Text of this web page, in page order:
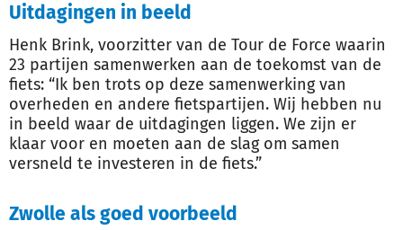
Uitdagingen in beeld
Henk Brink, voorzitter van de Tour de Force waarin
23 partijen samenwerken aan de toekomst van de
fiets: “Ik ben trots op deze samenwerking van
overheden en andere fietspartijen. Wij hebben nu
in beeld waar de uitdagingen liggen. We zijn er
klaar voor en moeten aan de slag om samen
versneld te investeren in de fiets.”
Zwolle als goed voorbeeld